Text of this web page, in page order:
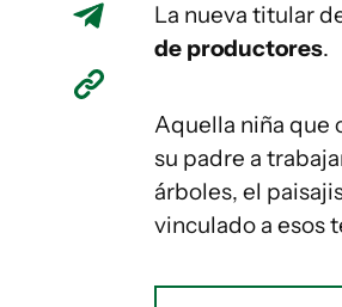
La nueva titular
de productores.
Aquella niña que
su padre a
árboles, el
vinculado a esos